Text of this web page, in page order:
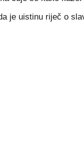
je uistinu riječ o